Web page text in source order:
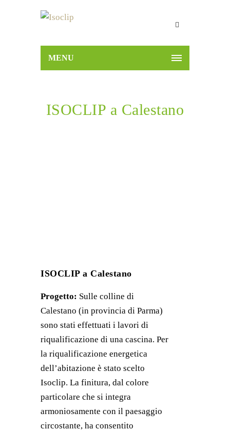
MENU
ISOCLIP a Calestano
ISOCLIP a Calestano
Progetto: Sulle colline di
Calestano (in provincia di Parma)
sono stati effettuati i lavori di
riqualificazione di una cascina. Per
la riqualificazione energetica
dell’abitazione è stato scelto
Isoclip. La finitura, dal colore
particolare che si integra
armoniosamente con il paesaggio
circostante, ha consentito